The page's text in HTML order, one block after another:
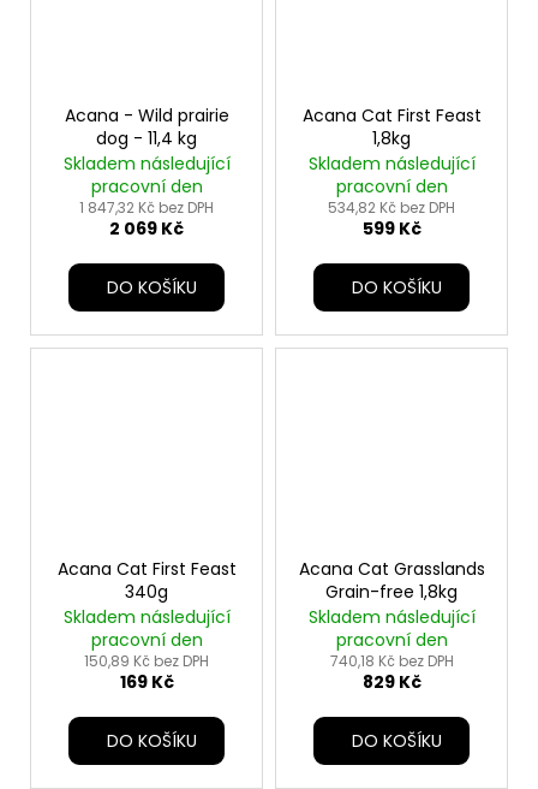
Acana - Wild prairie
dog - 11,4 kg
Skladem následující
pracovní den
1 847,32 Kč bez DPH
2 069 Kč
DO KOŠÍKU
Acana Cat First Feast
1,8kg
Skladem následující
pracovní den
534,82 Kč bez DPH
599 Kč
DO KOŠÍKU
Acana Cat First Feast
340g
Skladem následující
pracovní den
150,89 Kč bez DPH
169 Kč
DO KOŠÍKU
Acana Cat Grasslands
Grain-free 1,8kg
Skladem následující
pracovní den
740,18 Kč bez DPH
829 Kč
DO KOŠÍKU